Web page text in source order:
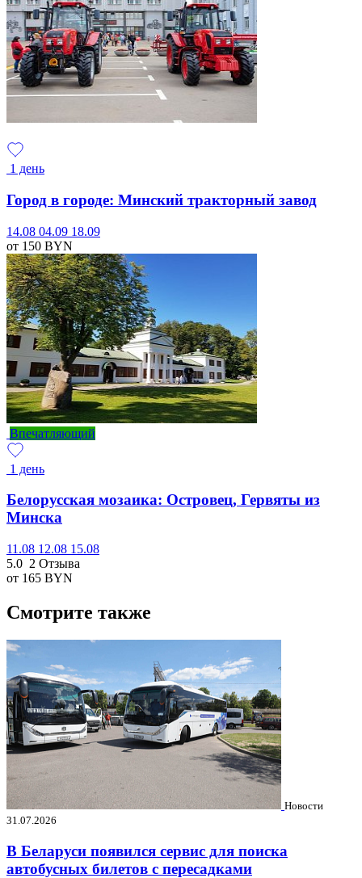
1 день
Город в городе: Минский тракторный завод
14.08 04.09 18.09
от 150 BYN
Впечатляющий
1 день
Белорусская мозаика: Островец, Гервяты из
Минска
11.08 12.08 15.08
5.0 2 Отзыва
от 165 BYN
Смотрите также
Новости
31.07.2026
В Беларуси появился сервис для поиска
автобусных билетов с пересадками